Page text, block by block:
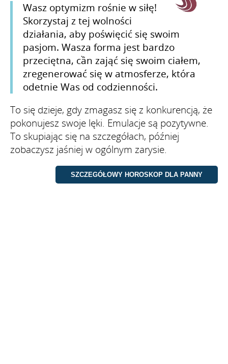
Wasz optymizm rośnie w siłę!
Skorzystaj z tej wolności
działania, aby poświęcić się swoim
pasjom. Wasza forma jest bardzo
przeciętna, cần zająć się swoim ciałem,
zregenerować się w atmosferze, która
odetnie Was od codzienności.
To się dzieje, gdy zmagasz się z konkurencją, że
pokonujesz swoje lęki. Emulacje są pozytywne.
To skupiając się na szczegółach, później
zobaczysz jaśniej w ogólnym zarysie.